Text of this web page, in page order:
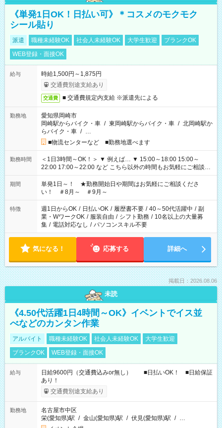
《単発1日OK！日払い可》＊コスメのモクモク
シール貼り
派遣 職種未経験OK 社会人未経験OK 大学生歓迎
ブランクOK
WEB登録・面接OK
給与
時給1,500円～1,875円
交通費別途支給あり
交通費 ■ 交通費規定内支給 ※派遣先による
勤務地
愛知県岡崎市
岡崎駅からバイク・車 / 東岡崎駅からバイク・車 / 北岡崎駅か
らバイク・車 / …
■物流センターなど ■勤務地選べます
勤務時間
＜1日3時間～OK！＞ ▼ 例えば… ▼ 15:00～18:00 15:00～
22:00 17:00～22:00 など こちら以外の時間もお気軽にご相談く
ださい！
期間
単発1日～！ ★勤務開始日や期間はお気軽にご相談くださ
い！ ＃8月～ ＃9月～
特徴 週1日からOK / 日払いOK / 履歴書不要 / 40～50代活躍中 / 副
業・WワークOK / 服装自由 / シフト勤務 / 10名以上の大量募
集 / 電話対応なし / パソコンスキル不要
気になる！ 応募する 詳細へ
掲載日：2026.08.06
未読
《4.50代活躍1日4時間～OK》イベントでイス並
べなどのカンタン作業
アルバイト 職種未経験OK 社会人未経験OK
大学生歓迎
ブランクOK
WEB登録・面接OK
給与
日給9600円（交通費込みor無し） ■日払いOK！ ■日給保証
あり！
交通費別途支給あり
勤務地
名古屋市中区
栄(愛知県)駅 / 金山(愛知県)駅 / 伏見(愛知県)駅 / …